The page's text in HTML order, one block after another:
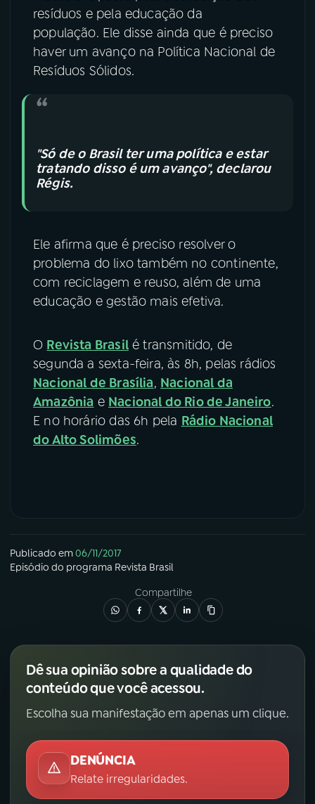
resíduos e pela educação da
população. Ele disse ainda que é preciso
haver um avanço na Política Nacional de
Resíduos Sólidos.
"Só de o Brasil ter uma política e estar
tratando disso é um avanço", declarou
Régis.
Ele afirma que é preciso resolver o
problema do lixo também no continente,
com reciclagem e reuso, além de uma
educação e gestão mais efetiva.
O Revista Brasilé transmitido, de
segunda a sexta-feira, às 8h, pelas rádios
Nacional de Brasília, Nacional da
Amazônia e Nacional do Rio de Janeiro.
E no horário das 6h pela Rádio Nacional
do Alto Solimões.
Publicado em06/11/2017
Episódio do programa Revista Brasil
Compartilhe
Dê sua opinião sobre a qualidade do
conteúdo que você acessou.
Escolha sua manifestação em apenas um clique.
DENÚNCIA
Relate irregularidades.